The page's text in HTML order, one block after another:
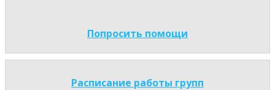
Попросить помощи
Расписание работы групп